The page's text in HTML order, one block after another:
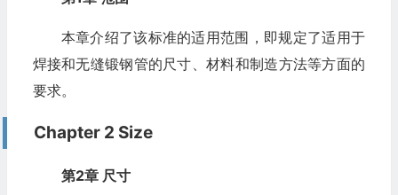
本章介绍了该标准的适用范围，即规定了适用于
焊接和无缝锻钢管的尺寸、材料和制造方法等方面的
要求。
Chapter 2 Size
第2章 尺寸